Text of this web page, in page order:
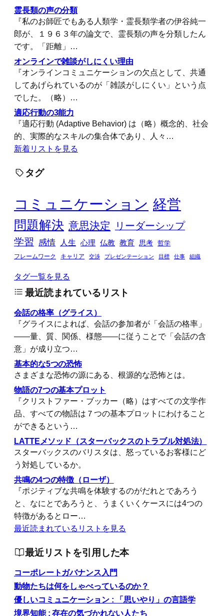
霊長類の声の分類
『私のお師匠でもある人類学・霊長類学者の伊谷純一
郎が、１９６３年の論文で、霊長類の声を分類したん
です。「距離」…
オンラインで雑談がしにくい理由
『オンラインコミュニケーションの欠点として、共通
してあげられているのが「雑談がしにくい」という点
でした。（略）…
適応行動の3能力
『適応行動 (Adaptive Behavior) は（略）概念的、社会
的、実際的なスキルの集合体であり、人々…
新着リストを見る
タグ
コミュニケーション 経営
問題解決 意思決定
リーダーシップ
学習
感情 人生 心理 仏教 教育 思考
哲学
フレームワーク
キャリア 交渉 プレゼンテーション 目標 仕事 組織
タグ一覧を見る
最近読まれているリスト
会話の格率（グライス）
『グライスによれば、会話の参加者が「会話の格率」
――量、質、関係、様態――に従うことで「会話の含
意」が成り立つ…
基本的な5つの恐怖
さまざまな恐怖の源にある、根源的な恐怖とは。
物語の7つの基本プロット
『クリストファー・ブッカー（略）はすべての文学作
品、すべての物語は７つの基本プロットにわけること
ができるという…
LATTEメソッド（スターバックスのトラブル対処法）
スターバックスのバリスタは、怒っているお客様にど
う対処しているか。
共鳴の4つの特徴（ローザ）
『ポジティブな共鳴を体験するのがだれとであろう
と、なにとであろうと、うまくいくケースには4つの
特徴があるとロー…
最近読まれているリストを見る
最近リストを引用した本
コーポレートガバナンス入門
動物たちは何をしゃべっているのか？
優しいコミュニケーション : 「思いやり」の言語学
境界知能 : 存在の気づかれない人たち